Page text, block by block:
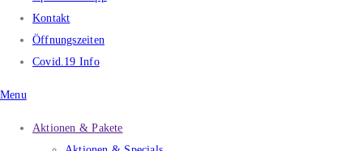
Kontakt
Öffnungszeiten
Covid.19 Info
Menu
Aktionen & Pakete